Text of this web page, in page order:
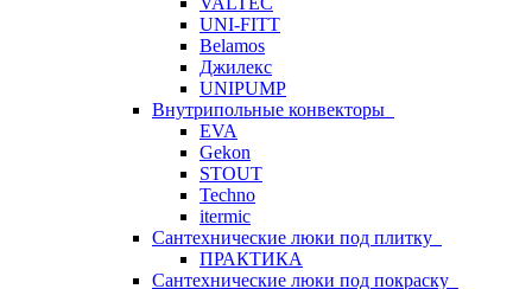
UNI-FITT
Belamos
Джилекс
UNIPUMP
Внутрипольные конвекторы
EVA
Gekon
STOUT
Techno
itermic
Сантехнические люки под плитку
ПРАКТИКА
Сантехнические люки под покраску